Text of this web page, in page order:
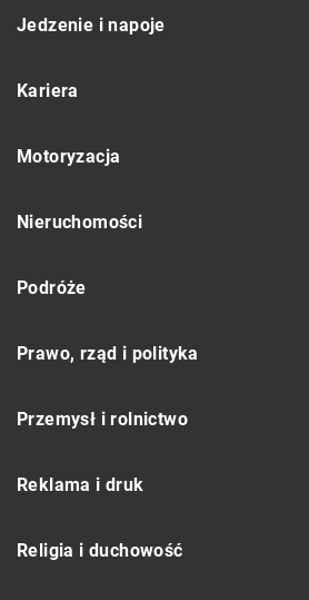
Jedzenie i napoje
Kariera
Motoryzacja
Nieruchomości
Podróże
Prawo, rząd i polityka
Przemysł i rolnictwo
Reklama i druk
Religia i duchowość